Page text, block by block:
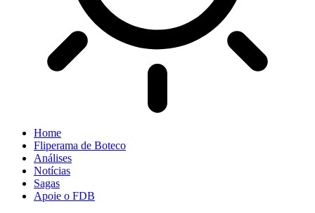
Home
Fliperama de Boteco
Análises
Notícias
Sagas
Apoie o FDB